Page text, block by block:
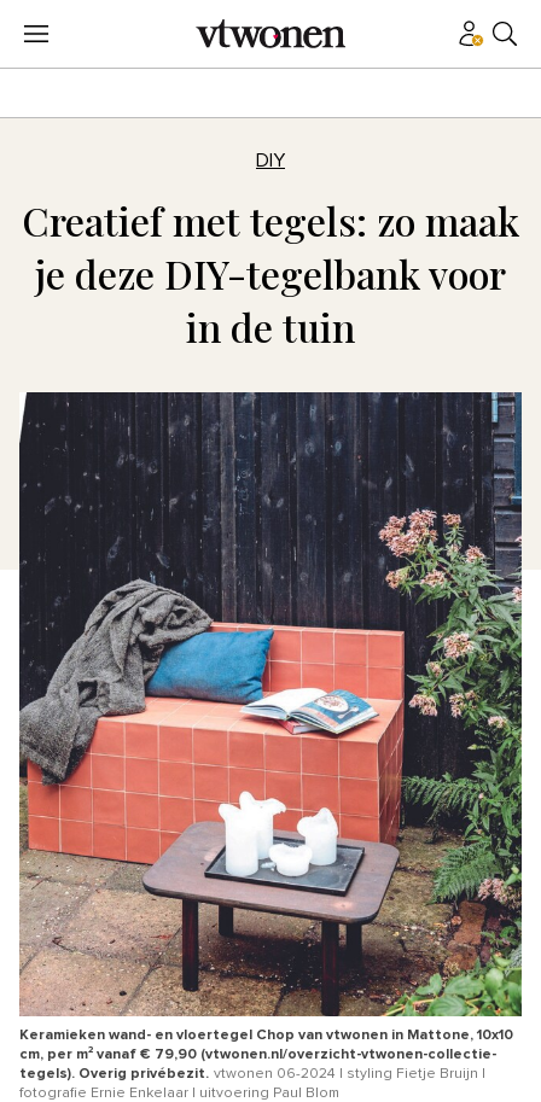
DIY
Creatief met tegels: zo maak
je deze DIY-tegelbank voor
in de tuin
Keramieken wand- en vloertegel Chop van vtwonen in Mattone, 10x10
cm, per m² vanaf € 79,90 (vtwonen.nl/overzicht-vtwonen-collectie-
tegels). Overig privébezit. vtwonen 06-2024 | styling Fietje Bruijn |
fotografie Ernie Enkelaar | uitvoering Paul Blom